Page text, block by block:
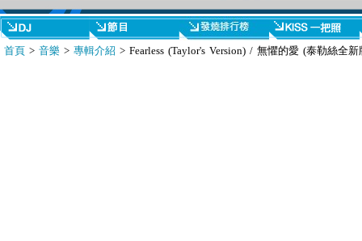
首頁 > 音樂 > 專輯介紹 > Fearless (Taylor's Version) / 無懼的愛 (泰勒絲全新